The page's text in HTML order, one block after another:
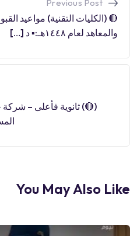
Previous Post
🔴 (الكليات التقنية) مواعيد
والمعاهد لعام ١٤٤٨هـ:▪️ د […]
(🔴) ثانوية فأعلى – شركة
You May Also Like